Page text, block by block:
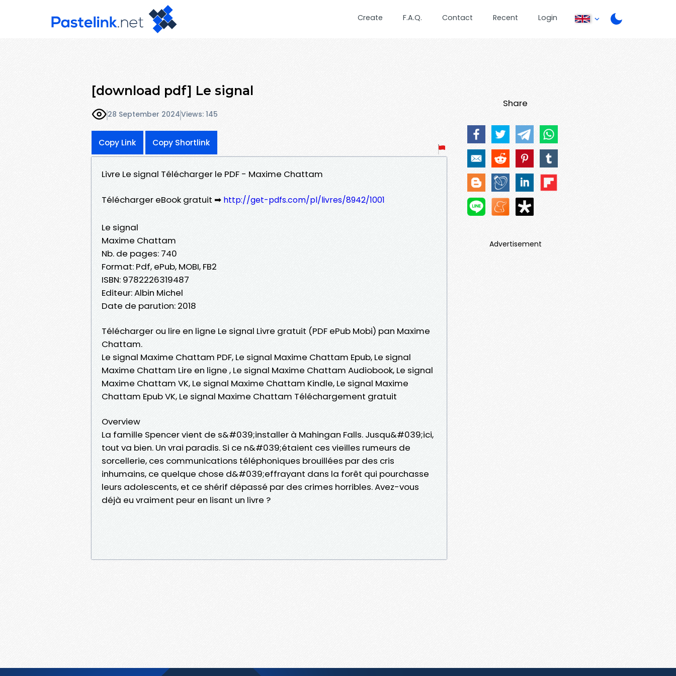
Create F.A.Q. Contact Recent Login
[download pdf] Le signal
28 September 2024Views: 145
Copy Link Copy Shortlink
Livre Le signal Télécharger le PDF - Maxime Chattam
Télécharger eBook gratuit ➡ http://get-pdfs.com/pl/livres/8942/1001
Le signal
Maxime Chattam
Nb. de pages: 740
Format: Pdf, ePub, MOBI, FB2
ISBN: 9782226319487
Editeur: Albin Michel
Date de parution: 2018
Télécharger ou lire en ligne Le signal Livre gratuit (PDF ePub Mobi) pan Maxime
Chattam.
Le signal Maxime Chattam PDF, Le signal Maxime Chattam Epub, Le signal
Maxime Chattam Lire en ligne , Le signal Maxime Chattam Audiobook, Le signal
Maxime Chattam VK, Le signal Maxime Chattam Kindle, Le signal Maxime
Chattam Epub VK, Le signal Maxime Chattam Téléchargement gratuit
Overview
La famille Spencer vient de s&#039;installer à Mahingan Falls. Jusqu&#039;ici,
tout va bien. Un vrai paradis. Si ce n&#039;étaient ces vieilles rumeurs de
sorcellerie, ces communications téléphoniques brouillées par des cris
inhumains, ce quelque chose d&#039;effrayant dans la forêt qui pourchasse
leurs adolescents, et ce shérif dépassé par des crimes horribles. Avez-vous
déjà eu vraiment peur en lisant un livre ?
Share
Advertisement